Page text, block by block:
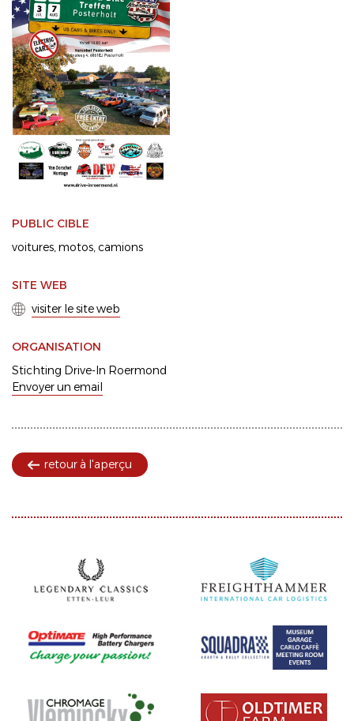
PUBLIC CIBLE
voitures motos camions
SITE WEB
visiter le site web
ORGANISATION
Stichting Drive-In Roermond
Envoyer un email
retour à l'aperçu